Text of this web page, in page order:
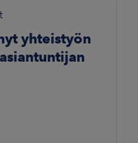
yhteistyön